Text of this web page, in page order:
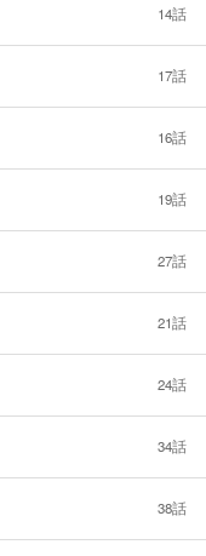
14話
17話
16話
19話
27話
21話
24話
34話
38話